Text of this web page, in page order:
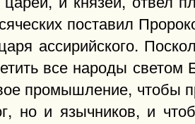
поставил
ассирийского.
все народы светом
промышление, чтобы
но и язычников, и